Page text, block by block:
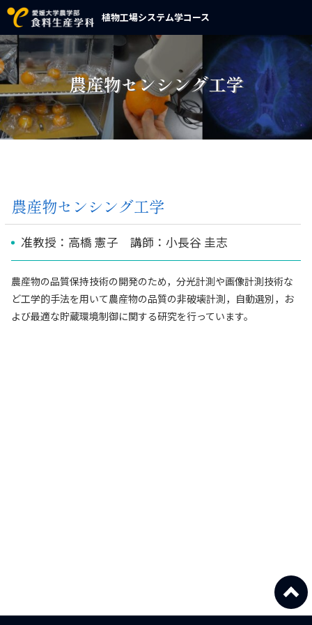
植物工場システム学コース
農産物センシング工学
農産物センシング工学
准教授：高橋 憲子 講師：小長谷 圭志
農産物の品質保持技術の開発のため，分光計測や画像計測技術な
ど工学的手法を用いて農産物の品質の非破壊計測，自動選別，お
よび最適な貯蔵環境制御に関する研究を行っています。